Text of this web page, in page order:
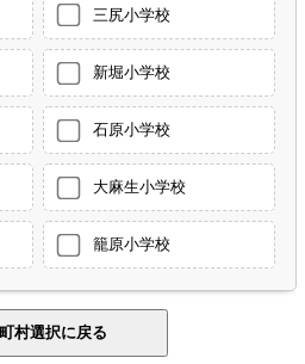
三尻小学校
新堀小学校
石原小学校
大麻生小学校
籠原小学校